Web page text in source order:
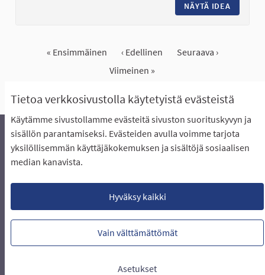
Tietoa verkkosivustolla käytetyistä evästeistä
Käytämme sivustollamme evästeitä sivuston suorituskyvyn ja
sisällön parantamiseksi. Evästeiden avulla voimme tarjota
yksilöllisemmän käyttäjäkokemuksen ja sisältöjä sosiaalisen
median kanavista.
Hyväksy kaikki
Vain välttämättömät
Asetukset
NÄYTÄ IDEA
« Ensimmäinen ‹ Edellinen
Seuraava ›
Viimeinen »
Näytä kaikki peruutetut ideat
Äänestyksen pikaohjeet
Usein kysytyt kysymykset
Näin äänestät Asukasbudjetissa
Lataa avoimet datatiedostot
Evästeasetukset
Verkkosivusto luotuvapaan ohjelmiston